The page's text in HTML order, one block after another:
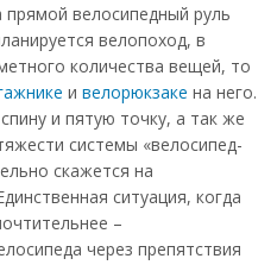
велосипедный руль
велопоход, в
количества вещей, то
и велорюкзаке на него.
и пятую точку, а так же
системы «велосипед-
скажется на
ситуация, когда
–
через препятствия